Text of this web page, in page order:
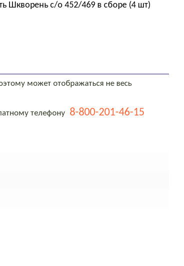
Шкворень с/о 452/469 в сборе (4 шт)
может отображаться не весь
телефону 8-800-201-46-15